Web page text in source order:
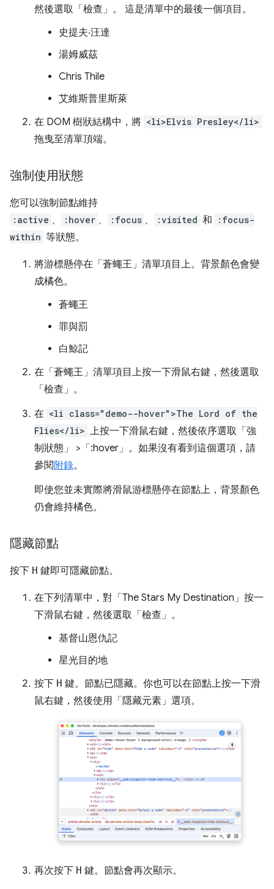
然後選取「檢查」 。 這是清單中的最後一個項目。
史提夫‧汪達
湯姆威茲
Chris Thile
艾維斯普里斯萊
在 DOM 樹狀結構中，將 <li>Elvis Presley</li>
拖曳至清單頂端。
強制使用狀態
您可以強制節點維持
:active 、 :hover 、 :focus 、 :visited 和
:focus-
within 等狀態。
將游標懸停在「蒼蠅王」 清單項目上。背景顏色會變
成橘色。
蒼蠅王
罪與罰
白鯨記
在「蒼蠅王」 清單項目上按一下滑鼠右鍵，然後選取
「檢查」 。
在 <li class="demo--hover">The Lord of the
Flies</li> 上按一下滑鼠右鍵，然後依序選取「強
制狀態」
>「:hover」 。如果沒有看到這個選項，請
參閱附錄。
即使您並未實際將滑鼠游標懸停在節點上，背景顏色
仍會維持橘色。
隱藏節點
按下 H 鍵即可隱藏節點。
在下列清單中，對「The Stars My Destination」 按一
下滑鼠右鍵，然後選取「檢查」 。
基督山恩仇記
星光目的地
按下 H 鍵。節點已隱藏。你也可以在節點上按一下滑
鼠右鍵，然後使用「隱藏元素」 選項。
再次按下 H 鍵。節點會再次顯示。